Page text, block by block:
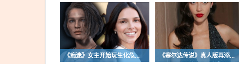
《痴迷》女主开始玩生化危机了！自曝有参演机会 《塞尔达传说》真人版再添美女！曾出演冯小刚电影